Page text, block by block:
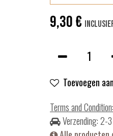
9,30€
Toevoegen
Terms and Condition:
Verzending: 2-